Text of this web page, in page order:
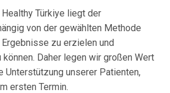
Türkiye liegt der
von der gewählten Methode
zu erzielen und
Daher legen wir großen Wert
Unterstützung unserer Patienten,
ersten Termin.